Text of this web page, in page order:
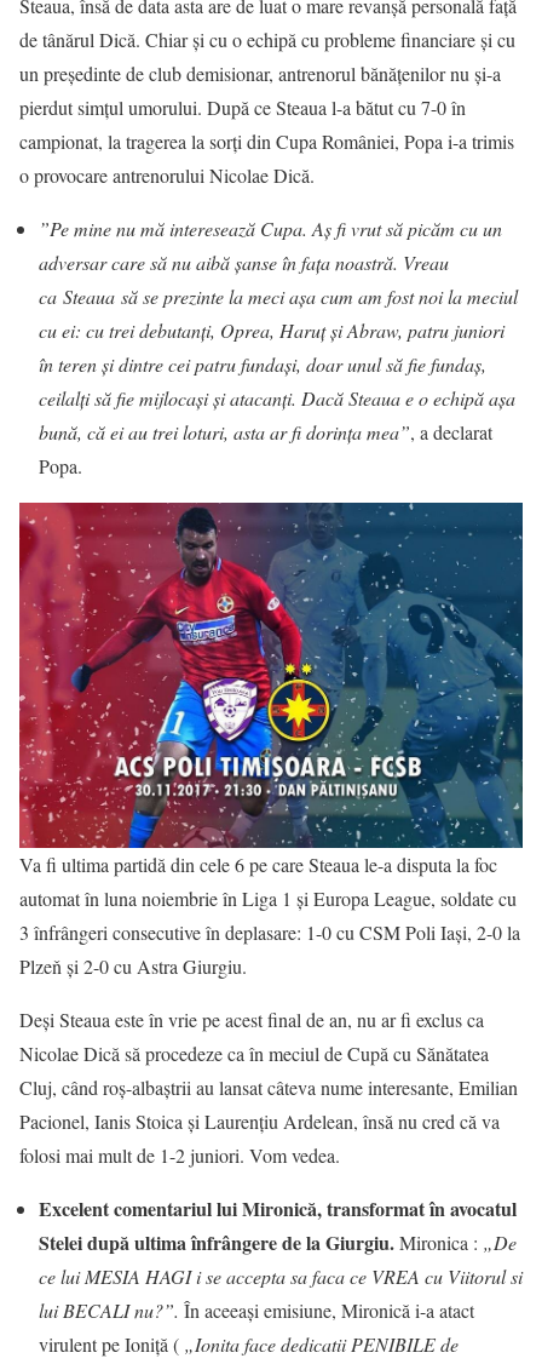
Steaua, însă de data asta are de luat o mare revanșă personală față
de tânărul Dică. Chiar şi cu o echipă cu probleme financiare şi cu
un preşedinte de club demisionar, antrenorul bănățenilor nu şi-a
pierdut simțul umorului. După ce Steaua l-a bătut cu 7-0 în
campionat, la tragerea la sorți din Cupa României, Popa i-a trimis
o provocare antrenorului Nicolae Dică.
”Pe mine nu mă interesează Cupa. Aş fi vrut să picăm cu un
adversar care să nu aibă şanse în faţa noastră. Vreau
ca Steaua să se prezinte la meci aşa cum am fost noi la meciul
cu ei: cu trei debutanţi, Oprea, Haruţ şi Abraw, patru juniori
în teren şi dintre cei patru fundaşi, doar unul să fie fundaş,
ceilalţi să fie mijlocaşi şi atacanţi. Dacă Steaua e o echipă aşa
bună, că ei au trei loturi, asta ar fi dorinţa mea”, a declarat
Popa.
Va fi ultima partidă din cele 6 pe care Steaua le-a disputa la foc
automat în luna noiembrie în Liga 1 și Europa League, soldate cu
3 înfrângeri consecutive în deplasare: 1-0 cu CSM Poli Iași, 2-0 la
Plzeň și 2-0 cu Astra Giurgiu.
Deși Steaua este în vrie pe acest final de an, nu ar fi exclus ca
Nicolae Dică să procedeze ca în meciul de Cupă cu Sănătatea
Cluj, când roş-albaştrii au lansat câteva nume interesante, Emilian
Pacionel, Ianis Stoica și Laurenţiu Ardelean, însă nu cred că va
folosi mai mult de 1-2 juniori. Vom vedea.
Excelent comentariul lui Mironică, transformat în avocatul
Stelei după ultima înfrângere de la Giurgiu.Mironica : „De
ce lui MESIA HAGI i se accepta sa faca ce VREA cu Viitorul si
lui BECALI nu?”. În aceeași emisiune, Mironică i-a atact
virulent pe Ioniță ( „Ionita face dedicatii PENIBILE de